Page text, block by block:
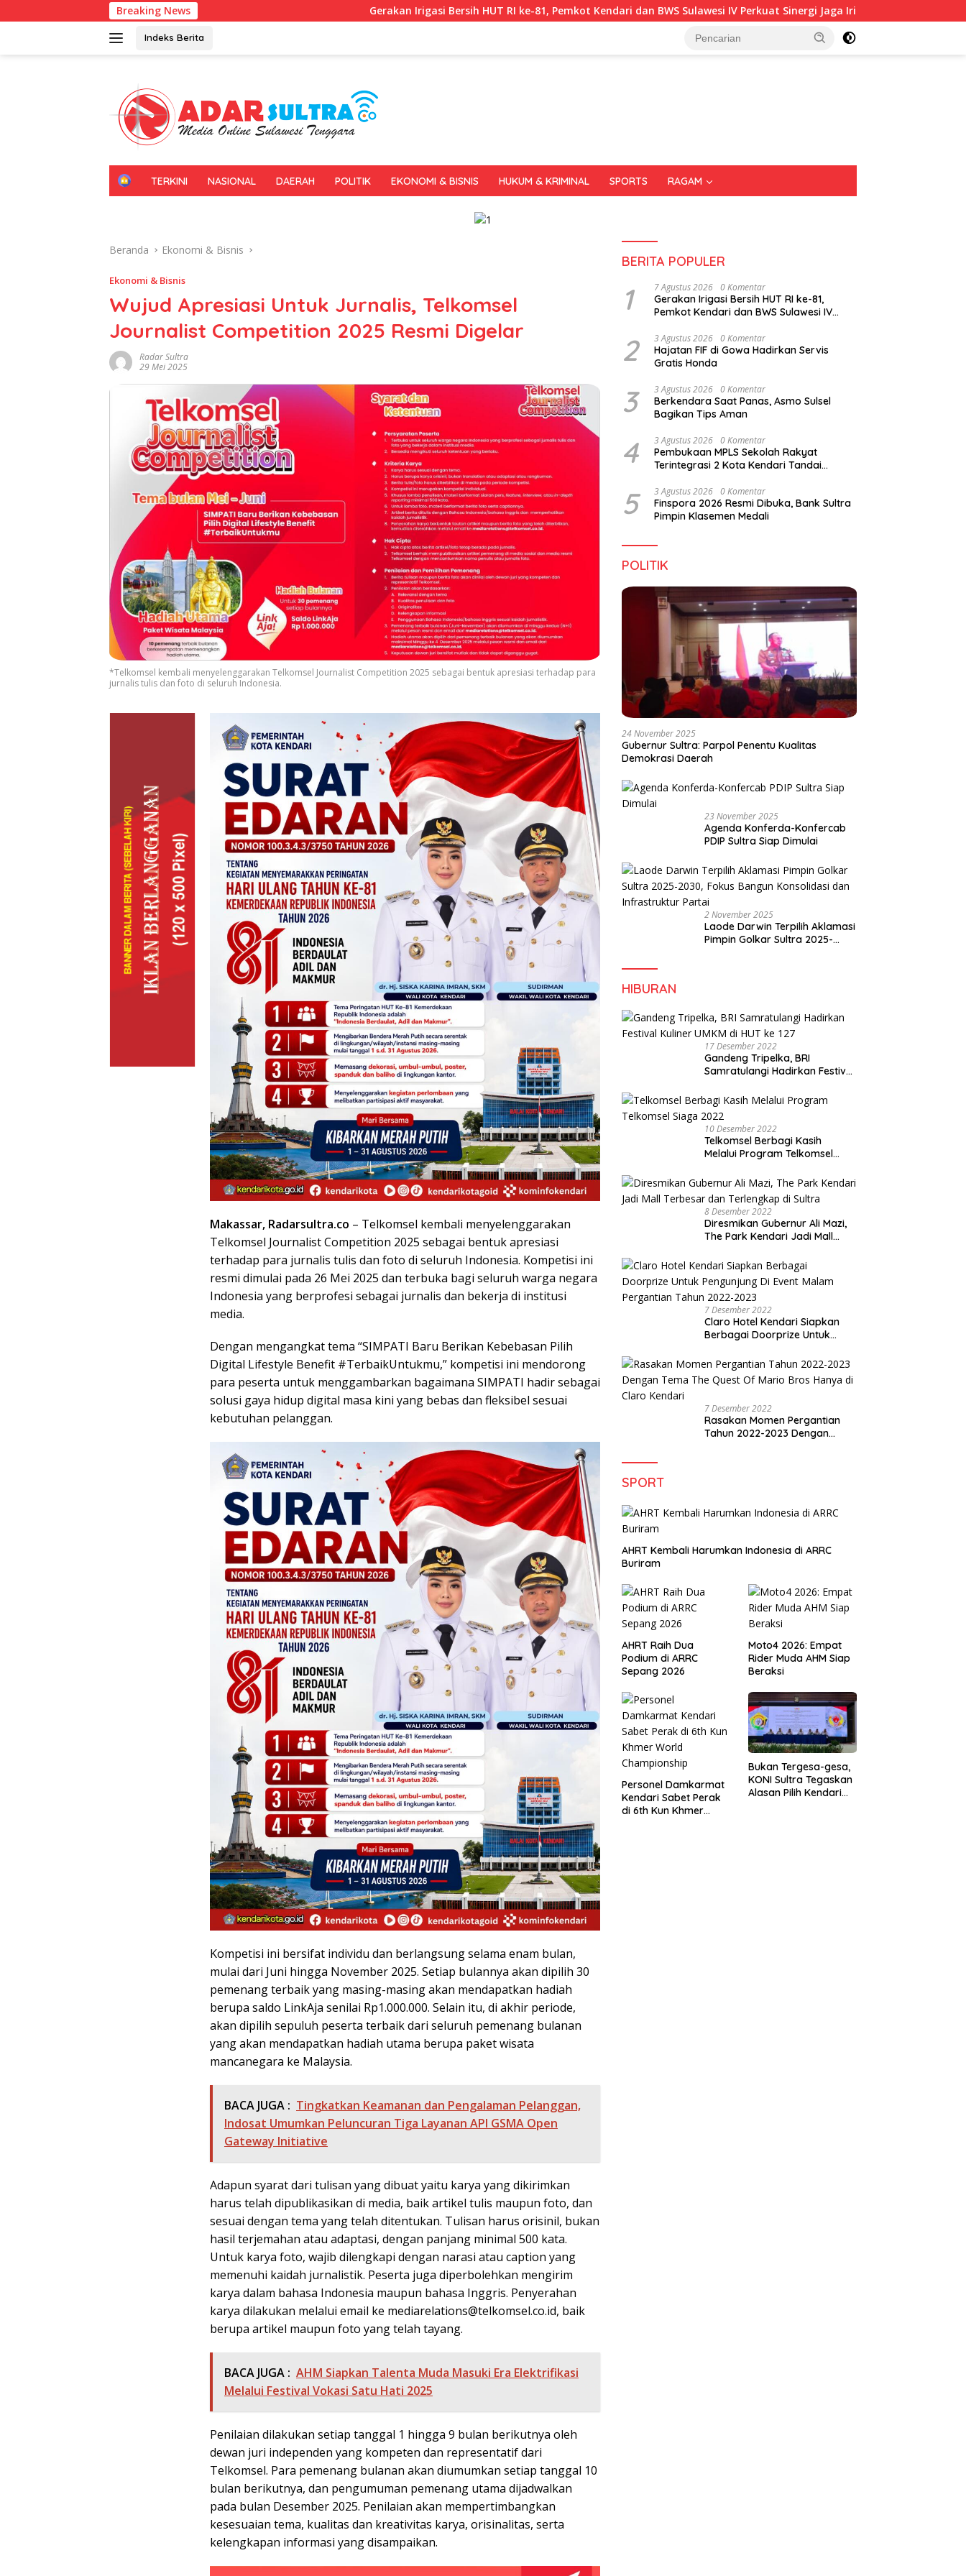
ke
Breaking News Gerakan Irigasi Bersih HUT RI ke-81, Pemkot Kendari dan BWS Sulawesi IV Perkuat Sinergi Jaga Irigasi Amohalo
Indeks Berita
H
TERKINI NASIONAL DAERAH POLITIK EKONOMI & BISNIS HUKUM & KRIMINAL SPORTS RAGAM
Beranda Ekonomi & Bisnis
Ekonomi & Bisnis
Wujud Apresiasi Untuk Jurnalis, Telkomsel
Journalist Competition 2025 Resmi Digelar
Radar Sultra
29 Mei 2025
*Telkomsel kembali menyelenggarakan Telkomsel Journalist Competition 2025 sebagai bentuk apresiasi terhadap para
jurnalis tulis dan foto di seluruh Indonesia.
Makassar, Radarsultra.co – Telkomsel kembali menyelenggarakan
Telkomsel Journalist Competition 2025 sebagai bentuk apresiasi
terhadap para jurnalis tulis dan foto di seluruh Indonesia. Kompetisi ini
resmi dimulai pada 26 Mei 2025 dan terbuka bagi seluruh warga negara
Indonesia yang berprofesi sebagai jurnalis dan bekerja di institusi
media.
Dengan mengangkat tema “SIMPATI Baru Berikan Kebebasan Pilih
Digital Lifestyle Benefit #TerbaikUntukmu,” kompetisi ini mendorong
para peserta untuk menggambarkan bagaimana SIMPATI hadir sebagai
solusi gaya hidup digital masa kini yang bebas dan fleksibel sesuai
kebutuhan pelanggan.
Kompetisi ini bersifat individu dan berlangsung selama enam bulan,
mulai dari Juni hingga November 2025. Setiap bulannya akan dipilih 30
pemenang terbaik yang masing-masing akan mendapatkan hadiah
berupa saldo LinkAja senilai Rp1.000.000. Selain itu, di akhir periode,
akan dipilih sepuluh peserta terbaik dari seluruh pemenang bulanan
yang akan mendapatkan hadiah utama berupa paket wisata
mancanegara ke Malaysia.
BACA JUGA : Tingkatkan Keamanan dan Pengalaman Pelanggan,
Indosat Umumkan Peluncuran Tiga Layanan API GSMA Open
Gateway Initiative
Adapun syarat dari tulisan yang dibuat yaitu karya yang dikirimkan
harus telah dipublikasikan di media, baik artikel tulis maupun foto, dan
sesuai dengan tema yang telah ditentukan. Tulisan harus orisinil, bukan
hasil terjemahan atau adaptasi, dengan panjang minimal 500 kata.
Untuk karya foto, wajib dilengkapi dengan narasi atau caption yang
memenuhi kaidah jurnalistik. Peserta juga diperbolehkan mengirim
karya dalam bahasa Indonesia maupun bahasa Inggris. Penyerahan
karya dilakukan melalui email ke mediarelations@telkomsel.co.id, baik
berupa artikel maupun foto yang telah tayang.
BACA JUGA : AHM Siapkan Talenta Muda Masuki Era Elektrifikasi
Melalui Festival Vokasi Satu Hati 2025
Penilaian dilakukan setiap tanggal 1 hingga 9 bulan berikutnya oleh
dewan juri independen yang kompeten dan representatif dari
Telkomsel. Para pemenang bulanan akan diumumkan setiap tanggal 10
bulan berikutnya, dan pengumuman pemenang utama dijadwalkan
pada bulan Desember 2025. Penilaian akan mempertimbangkan
kesesuaian tema, kualitas dan kreativitas karya, orisinalitas, serta
kelengkapan informasi yang disampaikan.
BERITA POPULER
1 7 Agustus 2026 0 Komentar
Gerakan Irigasi Bersih HUT RI ke-81,
Pemkot Kendari dan BWS Sulawesi IV
2 3 Agustus 2026 0 Komentar
Hajatan FIF di Gowa Hadirkan Servis
Gratis Honda
3 3 Agustus 2026 0 Komentar
Berkendara Saat Panas, Asmo Sulsel
Bagikan Tips Aman
4 3 Agustus 2026 0 Komentar
Pembukaan MPLS Sekolah Rakyat
Terintegrasi 2 Kota Kendari Tandai
5 3 Agustus 2026 0 Komentar
Finspora 2026 Resmi Dibuka, Bank Sultra
Pimpin Klasemen Medali
POLITIK
24 November 2025
Gubernur Sultra: Parpol Penentu Kualitas
Demokrasi Daerah
23 November 2025
Agenda Konferda-Konfercab
PDIP Sultra Siap Dimulai
2 November 2025
Laode Darwin Terpilih Aklamasi
Pimpin Golkar Sultra 2025-
HIBURAN
17 Desember 2022
Gandeng Tripelka, BRI
Samratulangi Hadirkan Festival
10 Desember 2022
Telkomsel Berbagi Kasih
Melalui Program Telkomsel
8 Desember 2022
Diresmikan Gubernur Ali Mazi,
The Park Kendari Jadi Mall
Sultra
7 Desember 2022
Claro Hotel Kendari Siapkan
Berbagai Doorprize Untuk
Pergantian Tahun 2022-2023
7 Desember 2022
Rasakan Momen Pergantian
Tahun 2022-2023 Dengan
SPORT
AHRT Kembali Harumkan Indonesia di ARRC
Buriram
AHRT Raih Dua
Podium di ARRC
Sepang 2026
Moto4 2026: Empat
Rider Muda AHM Siap
Beraksi
Personel Damkarmat
Kendari Sabet Perak
di 6th Kun Khmer
Bukan Tergesa-gesa,
KONI Sultra Tegaskan
Alasan Pilih Kendari